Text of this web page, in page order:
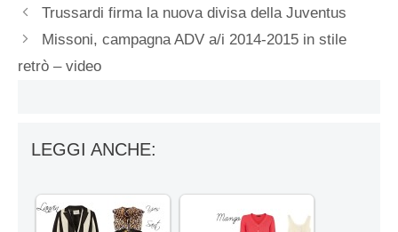
Trussardi firma la nuova divisa della Juventus
Missoni, campagna ADV a/i 2014-2015 in stile
retrò – video
LEGGI ANCHE: